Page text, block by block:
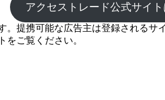
アクセストレード公式サイト
提携可能な広告主は登録される
ご覧ください。